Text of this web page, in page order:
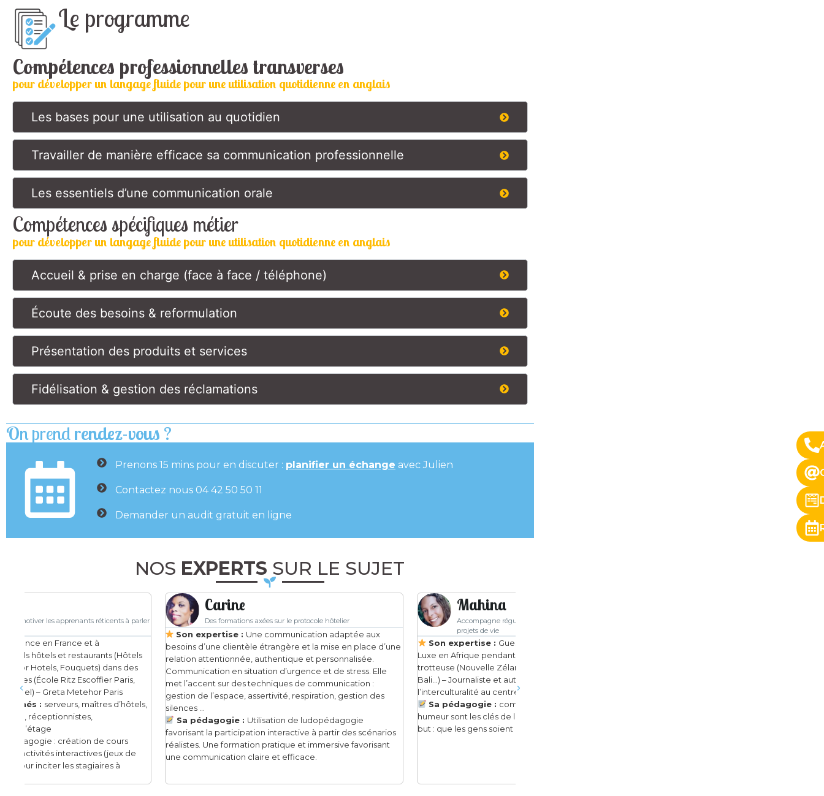
Le programme
Compétences professionnelles transverses
pour développer un langage fluide pour une utilisation quotidienne en anglais
Les bases pour une utilisation au quotidien
Travailler de manière efficace sa communication professionnelle
Les essentiels d’une communication orale
Compétences spécifiques métier
pour développer un langage fluide pour une utilisation quotidienne en anglais
Accueil & prise en charge (face à face / téléphone)
Écoute des besoins & reformulation
Présentation des produits et services
Fidélisation & gestion des réclamations
On prendrendez-vous ?
Prenons 15 mins pour en discuter : planifier un échange avec Julien
Contactez nous 04 42 50 50 11
Demander un audit gratuit en ligne
NOS EXPERTS SUR LE SUJET
Des formations axées sur le protocole hôtelier
Son expertise :Une communication adaptée aux
besoins d’une clientèle étrangère et la mise en place d’une
relation attentionnée, authentique et personnalisée.
Communication en situation d’urgence et de stress. Elle
met l’accent sur des techniques de communication :
gestion de l’espace, assertivité, respiration, gestion des
silences …
Sa pédagogie :
Utilisation de ludopédagogie
favorisant la participation interactive à partir des scénarios
réalistes. Une formation pratique et immersive favorisant
une communication claire et efficace.
Accompagne régulièrement de futurs expatriés dans leurs
projets de vie
Son expertise :
Guest Relations Manager lodge de
Luxe en Afrique pendant plus de 3 ans, véritable globe-
trotteuse (Nouvelle Zélande, Tahiti, Costa-Rica, Canada,
Bali…) – Journaliste et auteure, elle met toujours l’humain et
l’interculturalité au centre de ses formations
communication, adaptation et bonne
humeur sont les clés de la réussite de ses stagiaires. Son
but : que les gens soient autonomes.